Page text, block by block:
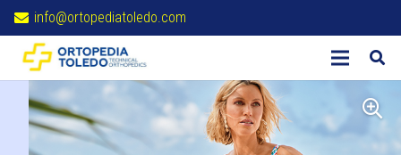
info@ortopediatoledo.com